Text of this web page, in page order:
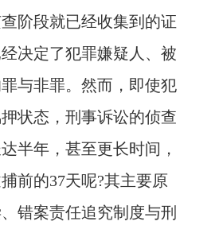
阶段就已经收集到的证
决定了犯罪嫌疑人、被
与非罪。然而，即使犯
状态，刑事诉讼的侦查
半年，甚至更长时间，
前的37天呢?其主要原
错案责任追究制度与刑